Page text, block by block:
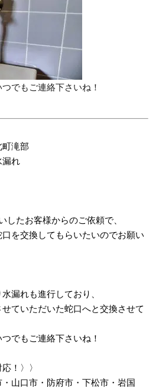
でもご連絡下さいね！
町滝部
漏れ
したお客様からのご依頼で、
を交換してもらいたいのでお願い
漏れも進行しており、
ていただいた蛇口へと交換させて
でもご連絡下さいね！
！〉〉
山口市・防府市・下松市・岩国